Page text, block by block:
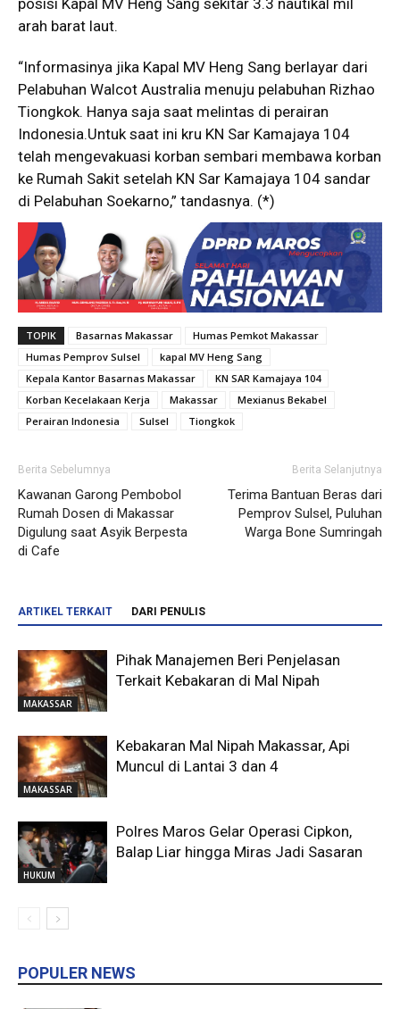
arah barat laut.
“Informasinya jika Kapal MV Heng Sang berlayar dari
Pelabuhan Walcot Australia menuju pelabuhan Rizhao
Tiongkok. Hanya saja saat melintas di perairan
Indonesia.Untuk saat ini kru KN Sar Kamajaya 104
telah mengevakuasi korban sembari membawa korban
ke Rumah Sakit setelah KN Sar Kamajaya 104 sandar
di Pelabuhan Soekarno,” tandasnya. (*)
TOPIK Basarnas Makassar
Humas Pemkot Makassar
Humas Pemprov Sulsel
kapal MV Heng Sang
Kepala Kantor Basarnas Makassar
KN SAR Kamajaya 104
Korban Kecelakaan Kerja
Makassar
Mexianus Bekabel
Perairan Indonesia
Sulsel Tiongkok
Berita Sebelumnya
Kawanan Garong Pembobol
Rumah Dosen di Makassar
Digulung saat Asyik Berpesta
di Cafe
Berita Selanjutnya
Terima Bantuan Beras dari
Pemprov Sulsel, Puluhan
Warga Bone Sumringah
ARTIKEL TERKAIT DARI PENULIS
MAKASSAR
Pihak Manajemen Beri Penjelasan
Terkait Kebakaran di Mal Nipah
MAKASSAR
Kebakaran Mal Nipah Makassar, Api
Muncul di Lantai 3 dan 4
HUKUM
Polres Maros Gelar Operasi Cipkon,
Balap Liar hingga Miras Jadi Sasaran
POPULER NEWS